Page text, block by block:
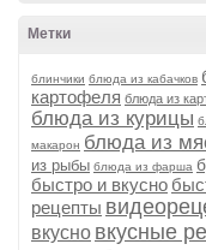
Метки
блинчики блюда из кабачков
картофеля блюда из
блюда из курицы
макарон блюда из
из рыбы блюда из фарша
быстро и вкусно
рецепты
вкусно вкусные